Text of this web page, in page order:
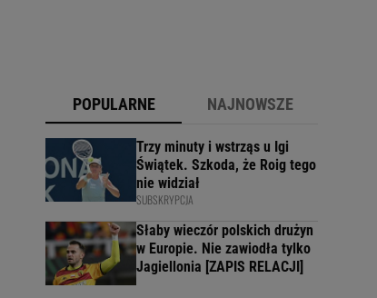
POPULARNE NAJNOWSZE
Trzy minuty i wstrząs u Igi
Świątek. Szkoda, że Roig tego
nie widział
SUBSKRYPCJA
Słaby wieczór polskich drużyn
w Europie. Nie zawiodła tylko
Jagiellonia [ZAPIS RELACJI]